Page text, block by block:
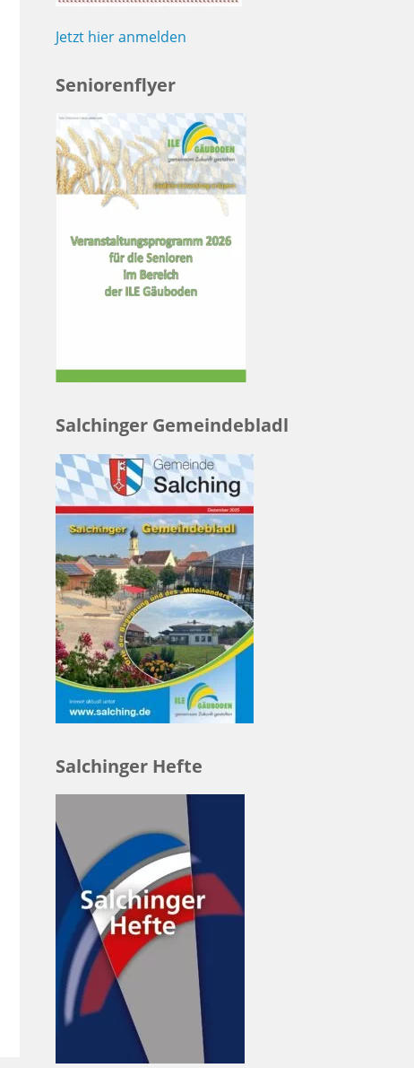
Jetzt hier anmelden
Seniorenflyer
Salchinger Gemeindebladl
Salchinger Hefte